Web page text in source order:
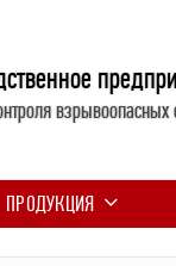
взрывоопасных
ПРОДУКЦИЯ